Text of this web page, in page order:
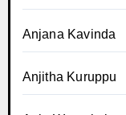
Anjana Kavinda
Anjitha Kuruppu